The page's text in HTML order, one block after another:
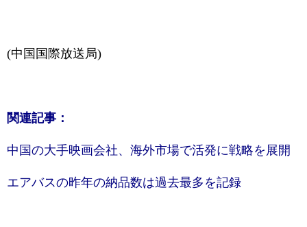
(中国国際放送局)
関連記事：
中国の大手映画会社、海外市場で活発に戦略を展開
エアバスの昨年の納品数は過去最多を記録